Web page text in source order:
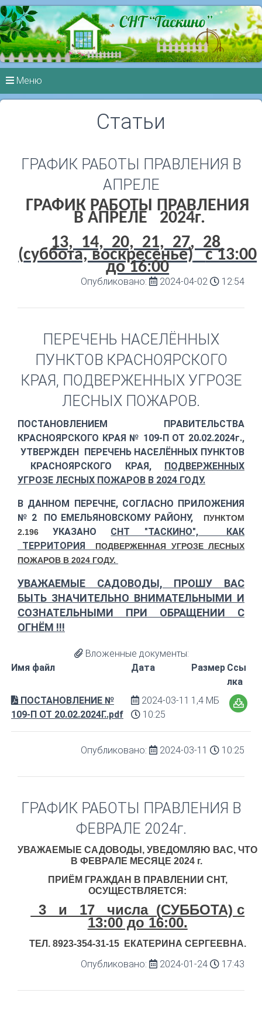
Меню
Статьи
ГРАФИК РАБОТЫ ПРАВЛЕНИЯ В
АПРЕЛЕ
ГРАФИК РАБОТЫ ПРАВЛЕНИЯ
В АПРЕЛЕ 2024г.
13, 14, 20, 21, 27, 28
(суббота, воскресенье) с 13:00
до 16:00
Опубликовано: 2024-04-02 12:54
ПЕРЕЧЕНЬ НАСЕЛЁННЫХ
ПУНКТОВ КРАСНОЯРСКОГО
КРАЯ, ПОДВЕРЖЕННЫХ УГРОЗЕ
ЛЕСНЫХ ПОЖАРОВ.
ПОСТАНОВЛЕНИЕМ ПРАВИТЕЛЬСТВА
КРАСНОЯРСКОГО КРАЯ № 109-П ОТ 20.02.2024г.,
УТВЕРЖДЕН ПЕРЕЧЕНЬ НАСЕЛЁННЫХ ПУНКТОВ
КРАСНОЯРСКОГО КРАЯ, ПОДВЕРЖЕННЫХ
УГРОЗЕ ЛЕСНЫХ ПОЖАРОВ В 2024 ГОДУ.
В ДАННОМ ПЕРЕЧНЕ, СОГЛАСНО ПРИЛОЖЕНИЯ
№ 2 ПО ЕМЕЛЬЯНОВСКОМУ РАЙОНУ,
ПУНКТОМ
2.196 УКАЗАНО СНТ "ТАСКИНО", КАК
ТЕРРИТОРИЯ
ПОДВЕРЖЕННАЯ УГРОЗЕ ЛЕСНЫХ
ПОЖАРОВ В 2024 ГОДУ.
УВАЖАЕМЫЕ САДОВОДЫ, ПРОШУ ВАС
БЫТЬ ЗНАЧИТЕЛЬНО ВНИМАТЕЛЬНЫМИ И
СОЗНАТЕЛЬНЫМИ ПРИ ОБРАЩЕНИИ С
ОГНЁМ !!!
Вложенные документы:
Имя файл
Дата Размер Ссы
лка
ПОСТАНОВЛЕНИЕ №
109-П ОТ 20.02.2024Г..pdf
2024-03-11
10:25
1,4 МБ
Опубликовано: 2024-03-11 10:25
ГРАФИК РАБОТЫ ПРАВЛЕНИЯ В
ФЕВРАЛЕ 2024г.
УВАЖАЕМЫЕ САДОВОДЫ, УВЕДОМЛЯЮ ВАС, ЧТО
В ФЕВРАЛЕ МЕСЯЦЕ 2024 г.
ПРИЁМ ГРАЖДАН В ПРАВЛЕНИИ СНТ,
ОСУЩЕСТВЛЯЕТСЯ:
3 и 17 числа (СУББОТА) с
13:00 до 16:00.
ТЕЛ. 8923-354-31-15 ЕКАТЕРИНА СЕРГЕЕВНА.
Опубликовано: 2024-01-24 17:43